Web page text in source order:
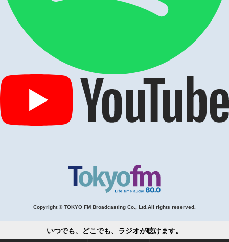
Copyright © TOKYO FM Broadcasting Co., Ltd.All rights reserved.
いつでも、どこでも、ラジオが聴けます。